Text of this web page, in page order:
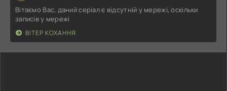
Вітаємо Вас, даний серіал є відсутній у мережі, оскільки
записів у мережі
ВІТЕР КОХАННЯ